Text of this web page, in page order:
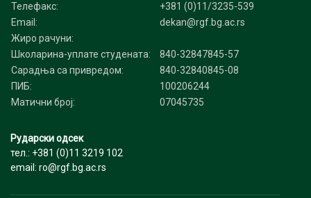
Телефакс:
+381 (0)11/3235-539
Email:
dekan@rgf.bg.ac.rs
Жиро рачуни:
Школарина-уплате студената:
840-32847845-57
Сарадња са привредом:
840-32840845-08
ПИБ:
100206244
Матични број:
07045735
Рударски одсек
тел.: +381 (0)11 3219 102
email: ro@rgf.bg.ac.rs